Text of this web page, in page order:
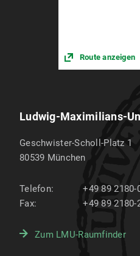
Route anzeigen
Ludwig-Maximilians-
Geschwister-Scholl-Platz 1
80539 München
Telefon:
+49 89 2180-
Fax:
+49 89 2180-
Zum LMU-Raumfinder